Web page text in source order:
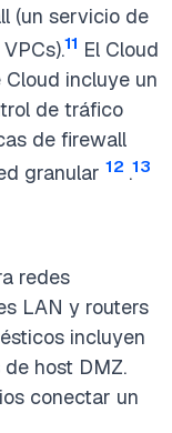
(un servicio de
11 El Cloud
incluye un
de tráfico
de firewall
granular 12 .13
redes
LAN y routers
incluyen
host DMZ.
conectar un